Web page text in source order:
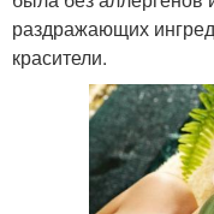
раздражающих
красители.